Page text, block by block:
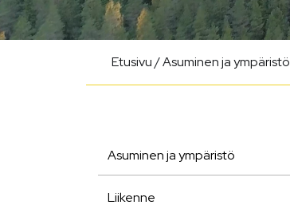
Etusivu/Asuminen ja ympäristö
Asuminen ja ympäristö
Liikenne